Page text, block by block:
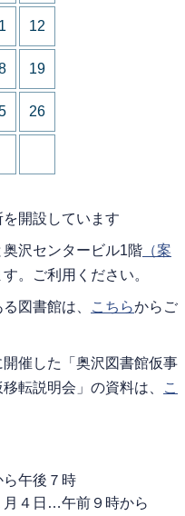
12
19
26
開設しています
沢センタービル1階 （案
。ご利用ください。
図書館は、 こちらからご
催した「奥沢図書館仮事
転説明会」の資料は、
こ
午後７時
月４日…午前９時から